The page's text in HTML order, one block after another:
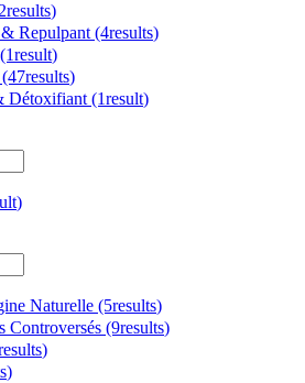
results)
Repulpant (4results)
(1result)
(47results)
Détoxifiant (1result)
)
Naturelle (5results)
Controversés (9results)
)
)